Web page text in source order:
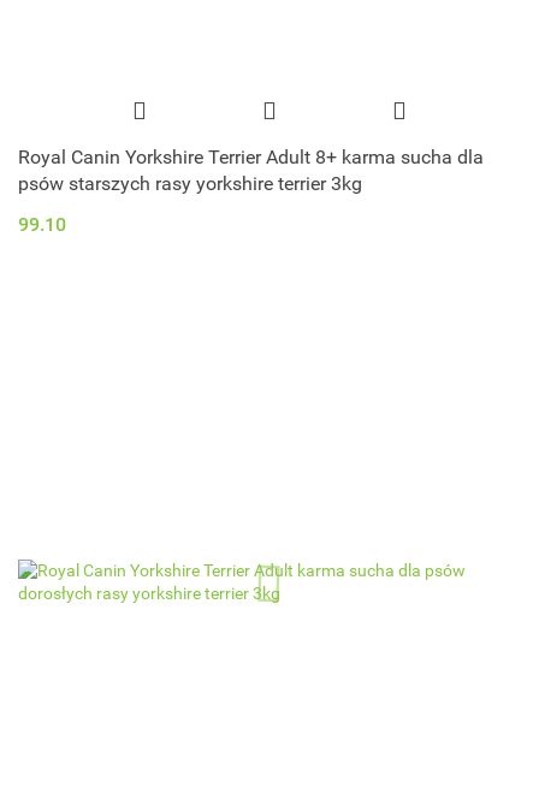
Royal Canin Yorkshire Terrier Adult 8+ karma sucha dla
psów starszych rasy yorkshire terrier 3kg
99.10